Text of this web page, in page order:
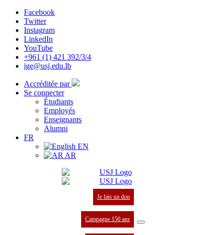
Facebook
Twitter
Instagram
LinkedIn
YouTube
+961 (1) 421 392/3/4
ige@usj.edu.lb
Accréditée par
Se connecter
Étudiants
Employés
Enseignants
Alumni
FR
EN
AR
Je fais un don
Campagne 150 ans